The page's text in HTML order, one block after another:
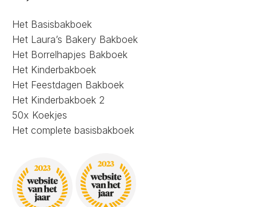
Het Basisbakboek
Het Laura’s Bakery Bakboek
Het Borrelhapjes Bakboek
Het Kinderbakboek
Het Feestdagen Bakboek
Het Kinderbakboek 2
50x Koekjes
Het complete basisbakboek